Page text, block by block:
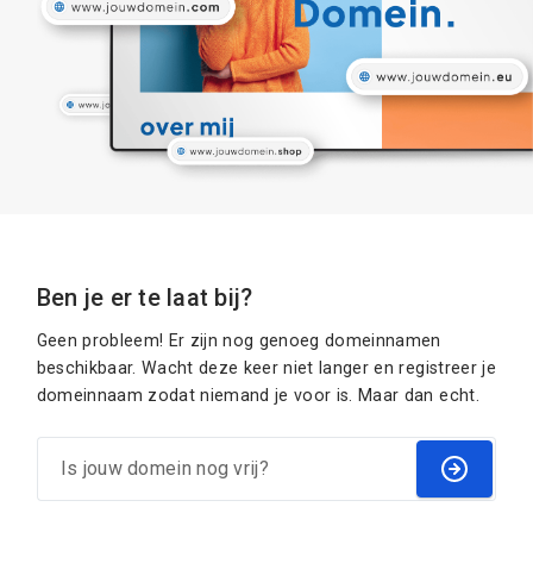
Ben je er te laat bij?
Geen probleem! Er zijn nog genoeg domeinnamen
beschikbaar. Wacht deze keer niet langer en registreer je
domeinnaam zodat niemand je voor is. Maar dan echt.